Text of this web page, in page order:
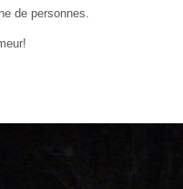
de personnes.